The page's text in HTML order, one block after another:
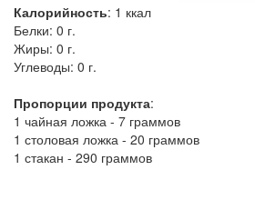
Калорийность: 1 ккал
Белки: 0 г.
Жиры: 0 г.
Углеводы: 0 г.
Пропорции продукта:
1 чайная ложка - 7 граммов
1 столовая ложка - 20 граммов
1 стакан - 290 граммов